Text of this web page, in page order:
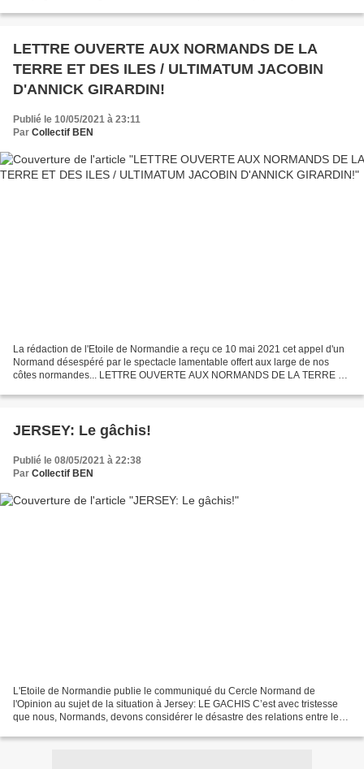
LETTRE OUVERTE AUX NORMANDS DE LA
TERRE ET DES ILES / ULTIMATUM JACOBIN
D'ANNICK GIRARDIN!
Publié le 10/05/2021 à 23:11
Par Collectif BEN
La rédaction de l'Etoile de Normandie a reçu ce 10 mai 2021 cet appel d'un
Normand désespéré par le spectacle lamentable offert aux large de nos
côtes normandes... LETTRE OUVERTE AUX NORMANDS DE LA TERRE ET
JERSEY: Le gâchis!
Publié le 08/05/2021 à 22:38
Par Collectif BEN
L'Etoile de Normandie publie le communiqué du Cercle Normand de
l'Opinion au sujet de la situation à Jersey: LE GACHIS C’est avec tristesse
que nous, Normands, devons considérer le désastre des relations entre les